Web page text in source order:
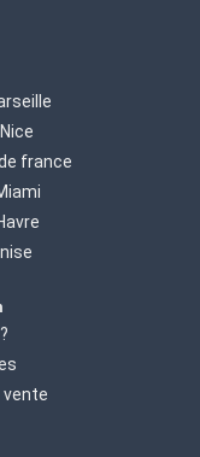
france
vente